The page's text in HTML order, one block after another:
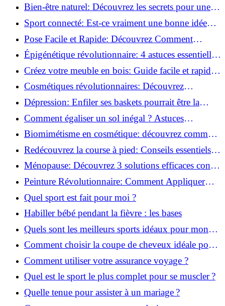
Incontournables pour Réussir!
Bien-être naturel: Découvrez les secrets pour une
vie saine!
Sport connecté: Est-ce vraiment une bonne idée
pour vous?
Pose Facile et Rapide: Découvrez Comment
Monter des Carreaux de Béton Cellulaire!
Épigénétique révolutionnaire: 4 astuces essentielles
pour transformer votre bien-être!
Créez votre meuble en bois: Guide facile et rapide
pour débutants!
Cosmétiques révolutionnaires: Découvrez
comment les fermes verticales transforment la
beauté!
Dépression: Enfiler ses baskets pourrait être la
solution!
Comment égaliser un sol inégal ? Astuces
infaillibles pour réussir !
Biomimétisme en cosmétique: découvrez comment
la nature inspire l'avenir des soins beauté!
Redécouvrez la course à pied: Conseils essentiels
pour reprendre!
Ménopause: Découvrez 3 solutions efficaces contre
les bouffées de chaleur!
Peinture Révolutionnaire: Comment Appliquer
Deux Couleurs Sur Une Porte!
Quel sport est fait pour moi ?
Habiller bébé pendant la fièvre : les bases
Quels sont les meilleurs sports idéaux pour mon
enfant ?
Comment choisir la coupe de cheveux idéale pour
votre visage ?
Comment utiliser votre assurance voyage ?
Quel est le sport le plus complet pour se muscler ?
Quelle tenue pour assister à un mariage ?